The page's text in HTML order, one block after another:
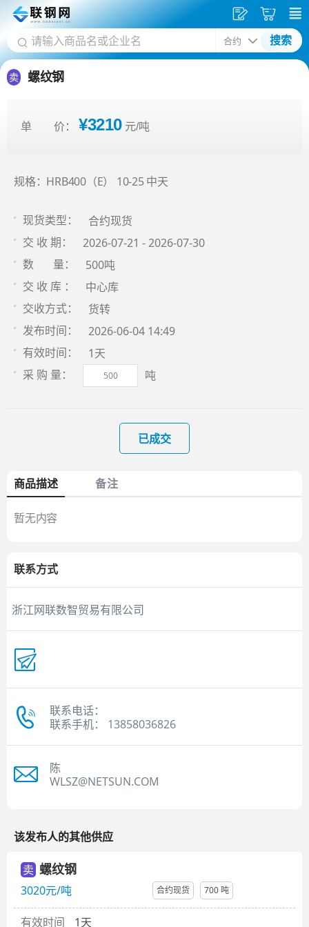
搜索
发
供
采
购
卖 螺纹钢
单 价： ¥3210 元/吨
规格：HRB400（E） 10-25 中天
现货类型： 合约现货
交 收 期： 2026-07-21 - 2026-07-30
数 量： 500吨
交 收 库 ： 中心库
交收方式： 货转
发布时间： 2026-06-04 14:49
有效时间： 1天
采 购 量： 吨
已成交
商品描述 备注
暂无内容
联系方式
浙江网联数智贸易有限公司
联系电话：
联系手机： 13858036826
陈
WLSZ@NETSUN.COM
该发布人的其他供应
卖 螺纹钢
3020元/吨 合约现货 700 吨
有效时间 1天